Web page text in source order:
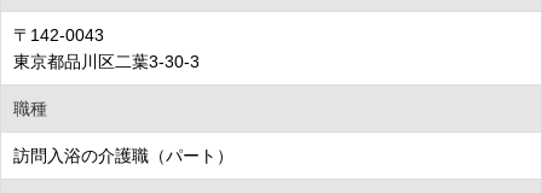
〒142-0043
東京都品川区二葉3-30-3
職種
訪問入浴の介護職（パート）